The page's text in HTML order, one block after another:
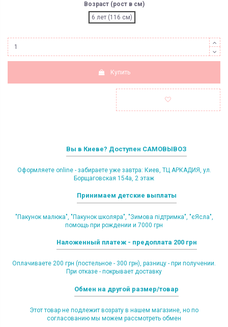
Возраст (рост в см)
6 лет (116 см)
Купить
Вы в Киеве? Доступен САМОВЫВОЗ
Оформляете online - забираете уже завтра: Киев, ТЦ АРКАДИЯ, ул.
Борщаговская 154а, 2 этаж
Принимаем детские выплаты
"Пакунок малюка", "Пакунок школяра", "Зимова підтримка", "єЯсла",
помощь при рождении и 7000 грн
Наложенный платеж - предоплата 200 грн
Оплачиваете 200 грн (постельное - 300 грн), разницу - при получении.
При отказе - покрывает доставку
Обмен на другой размер/товар
Этот товар не подлежит возрату в нашем магазине, но по
согласованию мы можем рассмотреть обмен